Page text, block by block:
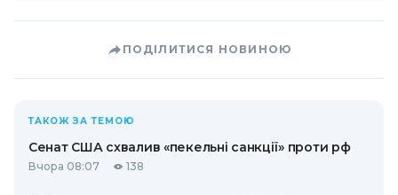
ПОДІЛИТИСЯ НОВИНОЮ
ТАКОЖ ЗА ТЕМОЮ
Сенат США схвалив «пекельні санкції» проти рф
Вчора 08:07 138